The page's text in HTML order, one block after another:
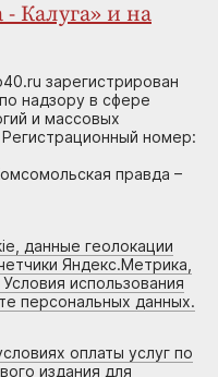
Калуга» и на
зарегистрирован
надзору в сфере
и массовых
Регистрационный номер:
правда –
данные геолокации
Яндекс.Метрика,
использования
персональных данных.
оплаты услуг по
издания для